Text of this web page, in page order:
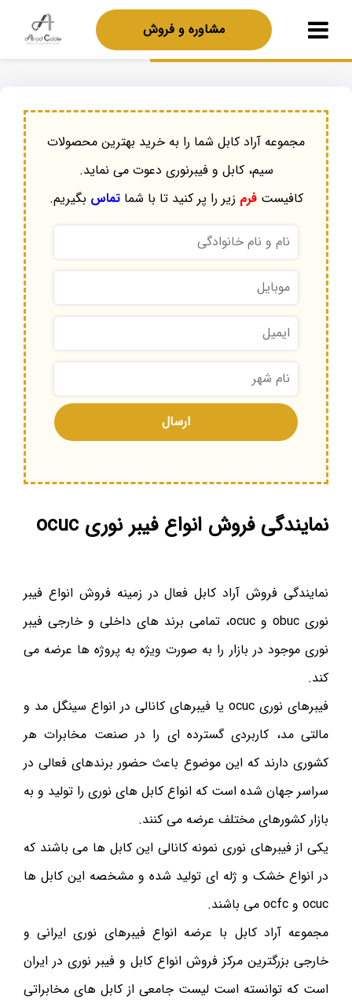
مشاوره و فروش
مجموعه آراد کابل شما را به خرید بهترین محصولات
سیم، کابل و فیبرنوری دعوت می نماید.
کافیستفرم زیر را پر کنید تا با شماتماس بگیریم.
نمایندگی فروش انواع فیبر نوری ocuc
نمایندگی فروش آراد کابل فعال در زمینه فروش انواع فیبر
نوری obuc و ocuc، تمامی برند های داخلی و خارجی فیبر
نوری موجود در بازار را به صورت ویژه به پروژه ها عرضه می
کند.
فیبرهای نوری ocuc یا فیبرهای کانالی در انواع سینگل مد و
مالتی مد، کاربردی گسترده ای را در صنعت مخابرات هر
کشوری دارند که این موضوع باعث حضور برندهای فعالی در
سراسر جهان شده است که انواع کابل های نوری را تولید و به
بازار کشورهای مختلف عرضه می کنند.
یکی از فیبرهای نوری نمونه کانالی این کابل ها می باشند که
در انواع خشک و ژله ای تولید شده و مشخصه این کابل ها
ocuc و ocfc می باشند.
مجموعه آراد کابل با عرضه انواع فیبرهای نوری ایرانی و
خارجی بزرگترین مرکز فروش انواع کابل و فیبر نوری در ایران
است که توانسته است لیست جامعی از کابل های مخابراتی